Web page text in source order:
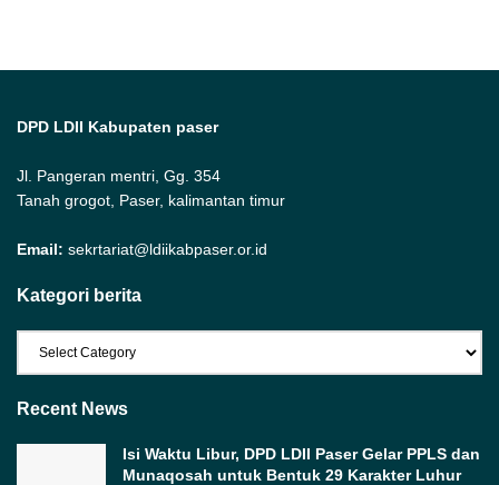
DPD LDII Kabupaten paser
Jl. Pangeran mentri, Gg. 354
Tanah grogot, Paser, kalimantan timur
Email: sekrtariat@ldiikabpaser.or.id
Kategori berita
Recent News
Isi Waktu Libur, DPD LDII Paser Gelar PPLS dan
Munaqosah untuk Bentuk 29 Karakter Luhur